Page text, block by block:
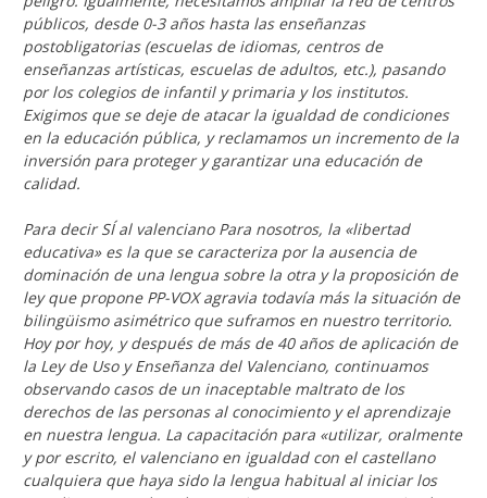
públicos, desde 0-3 años hasta las enseñanzas
postobligatorias (escuelas de idiomas, centros de
enseñanzas artísticas, escuelas de adultos, etc.), pasando
por los colegios de infantil y primaria y los institutos.
Exigimos que se deje de atacar la igualdad de condiciones
en la educación pública, y reclamamos un incremento de la
inversión para proteger y garantizar una educación de
calidad.
Para decir SÍ al valenciano Para nosotros, la «libertad
educativa» es la que se caracteriza por la ausencia de
dominación de una lengua sobre la otra y la proposición de
ley que propone PP-VOX agravia todavía más la situación de
bilingüismo asimétrico que suframos en nuestro territorio.
Hoy por hoy, y después de más de 40 años de aplicación de
la Ley de Uso y Enseñanza del Valenciano, continuamos
observando casos de un inaceptable maltrato de los
derechos de las personas al conocimiento y el aprendizaje
en nuestra lengua. La capacitación para «utilizar, oralmente
y por escrito, el valenciano en igualdad con el castellano
cualquiera que haya sido la lengua habitual al iniciar los